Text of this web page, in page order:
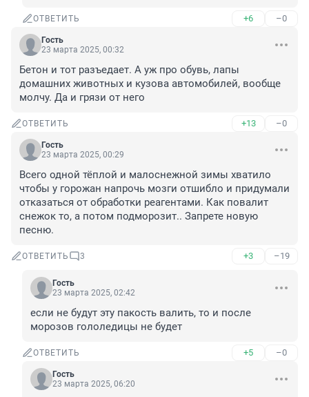
ОТВЕТИТЬ +6 –0
Гость
23 марта 2025, 00:32
Бетон и тот разъедает. А уж про обувь, лапы
домашних животных и кузова автомобилей, вообще
молчу. Да и грязи от него
ОТВЕТИТЬ +13 –0
Гость
23 марта 2025, 00:29
Всего одной тёплой и малоснежной зимы хватило
чтобы у горожан напрочь мозги отшибло и придумали
отказаться от обработки реагентами. Как повалит
снежок то, а потом подморозит.. Запрете новую
песню.
ОТВЕТИТЬ 3 +3 –19
Гость
23 марта 2025, 02:42
если не будут эту пакость валить, то и после
морозов гололедицы не будет
ОТВЕТИТЬ +5 –0
Гость
23 марта 2025, 06:20